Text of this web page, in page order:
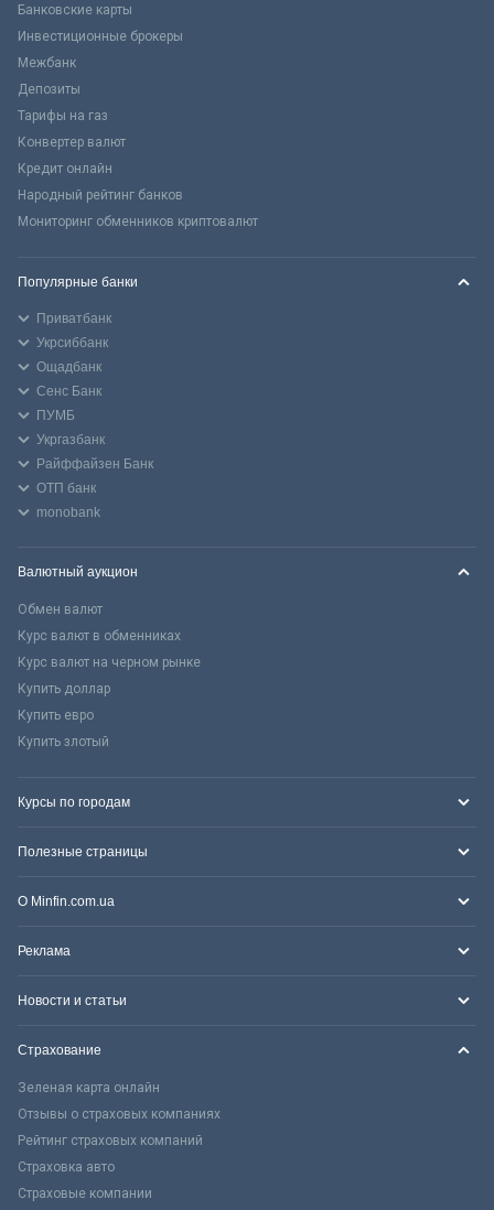
Банковские карты
Инвестиционные брокеры
Межбанк
Депозиты
Тарифы на газ
Конвертер валют
Кредит онлайн
Народный рейтинг банков
Мониторинг обменников криптовалют
Популярные банки
Приватбанк
Укрсиббанк
Ощадбанк
Сенс Банк
ПУМБ
Укргазбанк
Райффайзен Банк
ОТП банк
monobank
Валютный аукцион
Обмен валют
Курс валют в обменниках
Курс валют на черном рынке
Купить доллар
Купить евро
Купить злотый
Курсы по городам
Полезные страницы
О Minfin.com.ua
Реклама
Новости и статьи
Страхование
Зеленая карта онлайн
Отзывы о страховых компаниях
Рейтинг страховых компаний
Страховка авто
Страховые компании